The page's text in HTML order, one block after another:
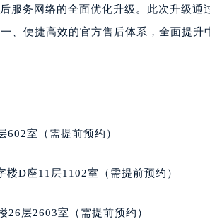
际中心写字楼8层805室（需提前预约）
贸易中心写字楼A座13层1304室（需提
绿地双子塔（中央广场）A1座办公楼14
际中心写字楼A塔7层704室（需提前预约
厦写字楼17层1701室（需提前预约）
写字楼B座11层1104室（需提前预约）
中心写字楼24层2406B室（需提前预约）
服务网络的全面优化升级。此次升级通
、便捷高效的官方售后体系，全面提升
室（需提前预约）
D座11层1102室（需提前预约）
26层2603室（需提前预约）